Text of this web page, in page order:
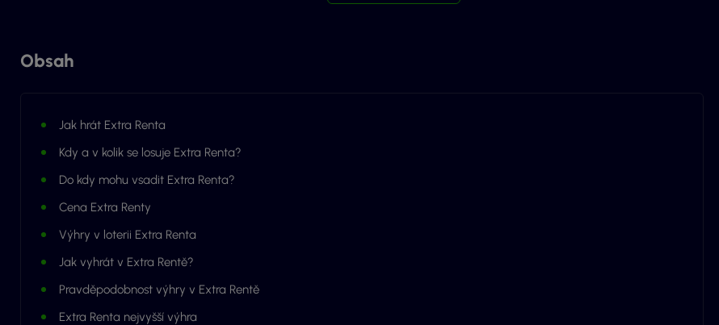
Obsah
Jak hrát Extra Renta
Kdy a v kolik se losuje Extra Renta?
Do kdy mohu vsadit Extra Renta?
Cena Extra Renty
Výhry v loterii Extra Renta
Jak vyhrát v Extra Rentě?
Pravděpodobnost výhry v Extra Rentě
Extra Renta nejvyšší výhra